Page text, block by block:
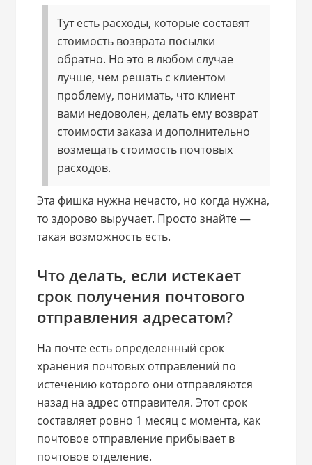
Тут есть расходы, которые составят
стоимость возврата посылки
обратно. Но это в любом случае
лучше, чем решать с клиентом
проблему, понимать, что клиент
вами недоволен, делать ему возврат
стоимости заказа и дополнительно
возмещать стоимость почтовых
расходов.
Эта фишка нужна нечасто, но когда нужна,
то здорово выручает. Просто знайте —
такая возможность есть.
Что делать, если истекает
срок получения почтового
отправления адресатом?
На почте есть определенный срок
хранения почтовых отправлений по
истечению которого они отправляются
назад на адрес отправителя. Этот срок
составляет ровно 1 месяц с момента, как
почтовое отправление прибывает в
почтовое отделение.